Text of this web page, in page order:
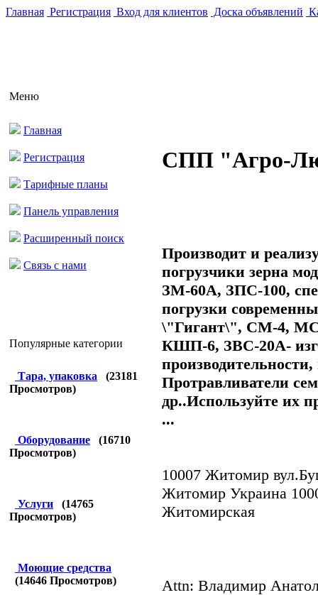
Главная Регистрация Вход для клиентов Доска объявлений
Меню
Главная
Регистрация
Тарифные планы
Панель управления
Расширенный поиск
Связь с нами
Популярные категории
Тара, упаковка (23181
Просмотров)
Оборудование (16710
Просмотров)
Услуги (14765
Просмотров)
Моющие средства
(14646 Просмотров)
СПП "Агро-
Производит и
погрузчики зерна
ЗМ-60А, ЗПС-100,
погрузки
\"Гигант\", СМ-4,
КШП-6, ЗВС-20А-
Протравливатели
др..Используйте их
...
10007 Житомир
Житомир Украина
Житомирская
Attn: Владимир